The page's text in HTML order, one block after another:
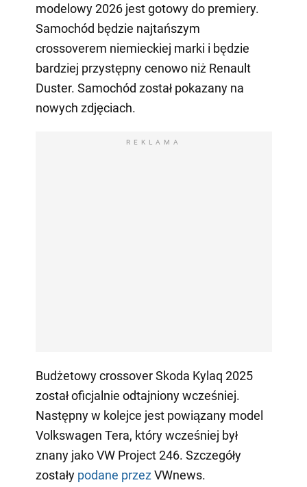
modelowy 2026 jest gotowy do premiery.
Samochód będzie najtańszym
crossoverem niemieckiej marki i będzie
bardziej przystępny cenowo niż Renault
Duster. Samochód został pokazany na
nowych zdjęciach.
REKLAMA
Budżetowy crossover Skoda Kylaq 2025
został oficjalnie odtajniony wcześniej.
Następny w kolejce jest powiązany model
Volkswagen Tera, który wcześniej był
znany jako VW Project 246. Szczegóły
zostały podane przezVWnews.